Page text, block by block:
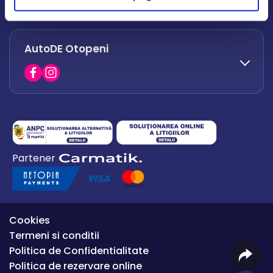
office.afumati@autode.ro
0730 063 852
0730 063 851
AutoDE Otopeni
0754 649 360
office.premium@autode.ro
Partener
Cookies
Termeni si conditii
Politica de Confidentialitate
Politica de rezervare online